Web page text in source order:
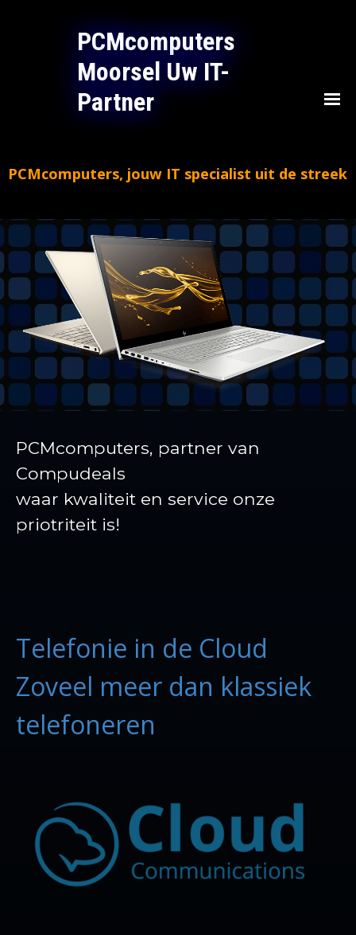
PCMcomputers
Moorsel Uw IT-
Partner
PCMcomputers, partner van
Compudeals
waar kwaliteit en service onze
priotriteit is!
Telefonie in de Cloud
Zoveel meer dan klassiek
telefoneren